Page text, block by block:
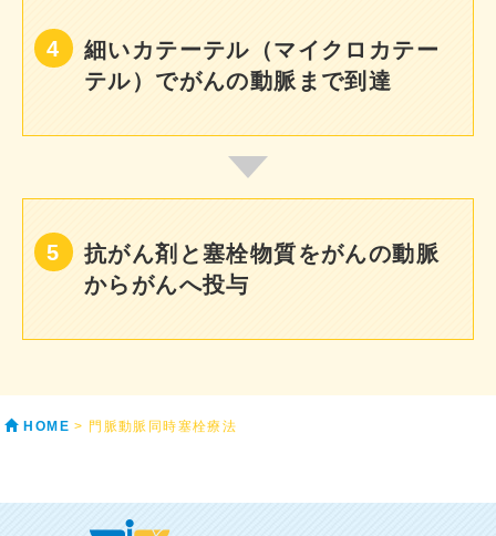
細いカテーテル（マイクロカテー
テル）でがんの動脈まで到達
抗がん剤と塞栓物質をがんの動脈
からがんへ投与
HOME > 門脈動脈同時塞栓療法